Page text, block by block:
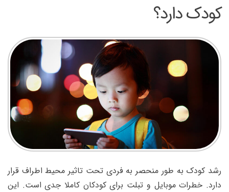
کودک دارد؟
رشد کودک به طور منحصر به فردی تحت تاثیر محیط اطراف قرار
دارد. خطرات موبایل و تبلت برای کودکان کاملا جدی است. این